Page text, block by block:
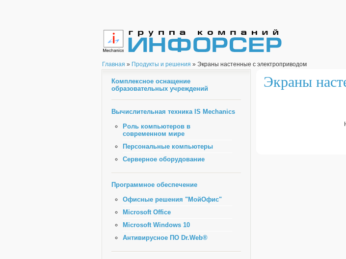
Главная » Продукты и решения » Экраны настенные с электроприводом
Комплексное оснащение
образовательных учреждений
Вычислительная техника IS Mechanics
Роль компьютеров в
современном мире
Персональные компьютеры
Серверное оборудование
Программное обеспечение
Офисные решения "МойОфис"
Microsoft Office
Microsoft Windows 10
Антивирусное ПО Dr.Web®
Экраны